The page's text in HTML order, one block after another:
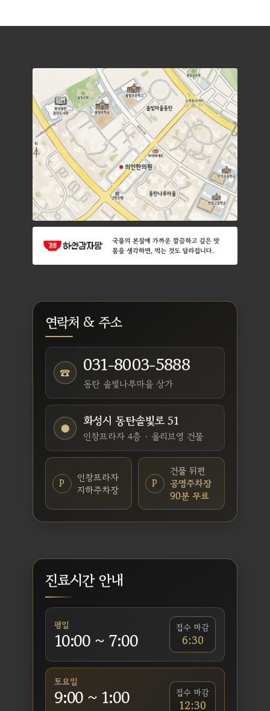
연락처 & 주소
☎ 031-8003-5888
동탄 솔빛나루마을 상가
● 화성시 동탄솔빛로 51
인창프라자 4층 · 올리브영 건물
P
인창프라자
지하주차장
P
건물 뒤편
공영주차장
90분 무료
진료시간 안내
평일
10:00 ~ 7:00
접수 마감
6:30
토요일
9:00 ~ 1:00 접수 마감
12:30